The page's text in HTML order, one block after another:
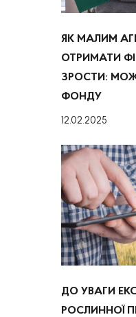
ЯК МАЛИМ
ОТРИМАТИ
ЗРОСТИ:
ФОНДУ
12.02.2025
ДО УВАГИ
РОСЛИННОЇ